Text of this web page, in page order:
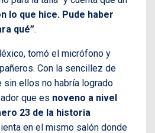
lo que hice. Pude haber
qué”.
tomó el micrófono y
Con la sencillez de
sin ellos no habría logrado
que es noveno a nivel
23 de la historia
en el mismo salón donde